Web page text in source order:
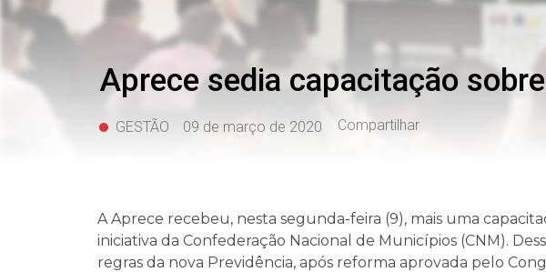
Aprece sedia capacitação
GESTÃO 09 de março de 2020 Compartilhar
A Aprece recebeu, nesta segunda-feira (9), mais uma
iniciativa da Confederação Nacional de Municípios (CNM).
regras da nova Previdência, após reforma aprovada pelo